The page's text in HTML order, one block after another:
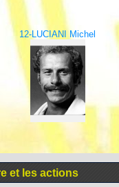
12-LUCIANI Michel
et les actions